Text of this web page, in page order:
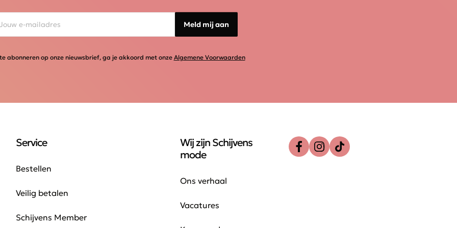
Meld mij aan
abonneren op onze nieuwsbrief, ga je akkoord met onze Algemene Voorwaarden
Service
Bestellen
Veilig betalen
Schijvens Member
Wij zijn Schijvens
mode
Ons verhaal
Vacatures